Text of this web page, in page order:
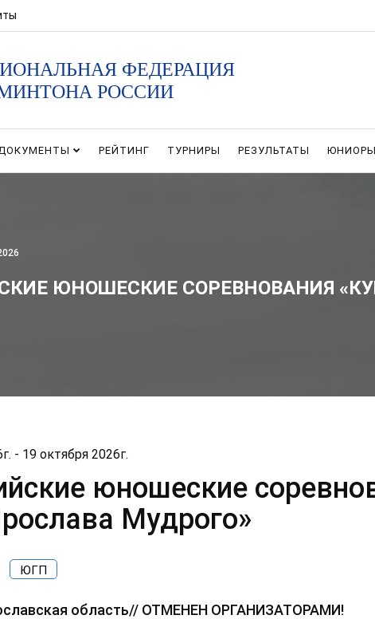
ФЕДЕРАЦИЯ
РОССИИ
РЕЙТИНГ ТУРНИРЫ РЕЗУЛЬТАТЫ ЮНИОРЫ
ЮНОШЕСКИЕ СОРЕВНОВАНИЯ
- 19 октября 2026г.
юношеские
Мудрого»
ЮГП
область// ОТМЕНЕН ОРГАНИЗАТОРАМИ!